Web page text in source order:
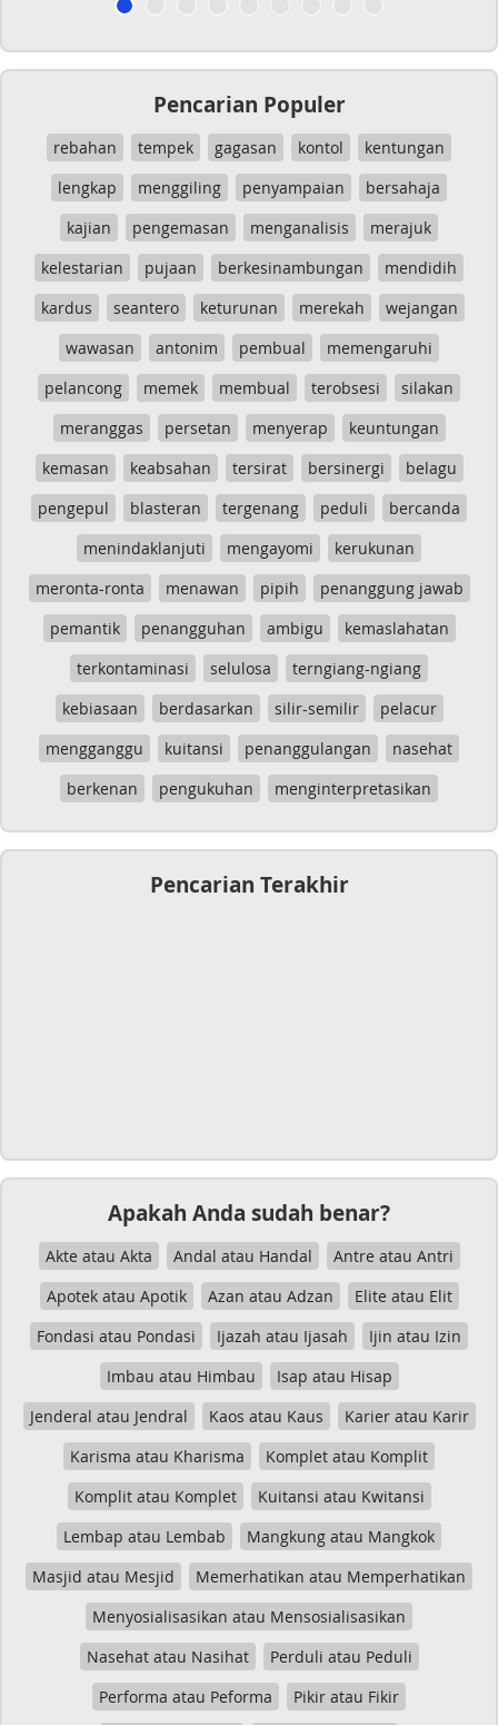
Pencarian Populer
rebahan tempek gagasan kontol
kentungan
lengkap
menggiling penyampaian
bersahaja
kajian
pengemasan menganalisis
merajuk
kelestarian
pujaan berkesinambungan
mendidih
kardus
seantero keturunan merekah
wejangan
wawasan
antonim pembual
memengaruhi
pelancong
memek membual terobsesi
silakan
meranggas
persetan menyerap
keuntungan
kemasan
keabsahan tersirat bersinergi
belagu
pengepul
blasteran tergenang peduli
bercanda
menindaklanjuti
mengayomi
kerukunan
meronta-ronta
menawan pipih
penanggung jawab
pemantik
penangguhan ambigu
kemaslahatan
terkontaminasi
selulosa
terngiang-ngiang
kebiasaan
berdasarkan silir-semilir
pelacur
mengganggu
kuitansi penanggulangan
nasehat
berkenan
pengukuhan menginterpretasikan
Pencarian Terakhir
Apakah Anda sudah benar?
Akte atau Akta Andal atau Handal
Antre atau Antri
Apotek atau Apotik
Azan atau Adzan
Elite atau Elit
Fondasi atau Pondasi
Ijazah atau Ijasah
Ijin atau Izin
Imbau atau Himbau
Isap atau Hisap
Jenderal atau Jendral
Kaos atau Kaus
Karier atau Karir
Karisma atau Kharisma
Komplet atau Komplit
Komplit atau Komplet
Kuitansi atau Kwitansi
Lembap atau Lembab
Mangkung atau Mangkok
Masjid atau Mesjid
Memerhatikan atau Memperhatikan
Menyosialisasikan atau Mensosialisasikan
Nasehat atau Nasihat
Perduli atau Peduli
Performa atau Peforma
Pikir atau Fikir